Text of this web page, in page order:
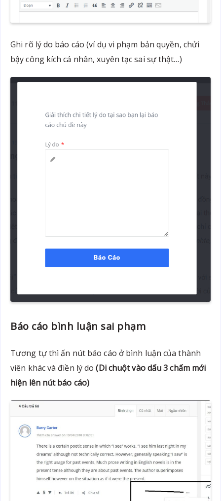
Ghi rõ lý do báo cáo (ví dụ vi phạm bản quyền, chửi
bậy công kích cá nhân, xuyên tạc sai sự thật…)
Báo cáo bình luận sai phạm
Tương tự thì ấn nút báo cáo ở bình luận của thành
viên khác và điền lý do(Di chuột vào dấu 3 chấm mới
hiện lên nút báo cáo)